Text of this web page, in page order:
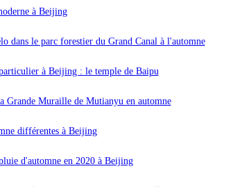
à Beijing
dans le parc forestier du Grand Canal à l'automne
à Beijing : le temple de Baipu
Grande Muraille de Mutianyu en automne
différentes à Beijing
d'automne en 2020 à Beijing